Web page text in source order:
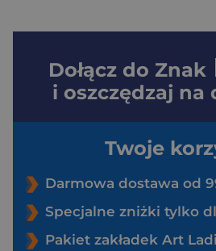
Dołącz do Znak
i oszczędzaj na
Twoje
Darmowa dostawa od
Specjalne zniżki tylko
Pakiet zakładek Art